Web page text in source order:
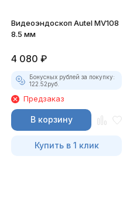
Видеоэндоскоп Autel MV108
8.5 мм
4 080 ₽
Бонусных рублей за покупку:
122.52руб.
Предзаказ
В корзину
Купить в 1 клик